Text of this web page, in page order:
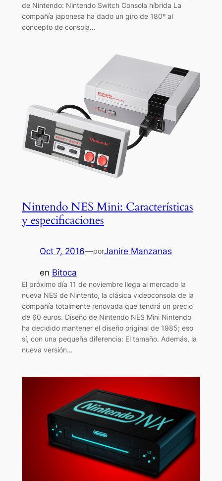
de Nintendo: Nintendo Switch Consola híbrida La
compañía japonesa ha dado un giro de 180º al
concepto de consola…
Nintendo NES Mini: Características
y especificaciones
Oct 7, 2016—porJanire Manzanas
en Bitoca
El próximo día 11 de noviembre llega al mercado la
nueva NES de Nintento, la clásica videoconsola de la
compañía totalmente renovada que tendrá un precio
de 60 euros. Diseño de Nintendo NES Mini Nintendo
ha decidido mantener el diseño original de 1985; eso
sí, con una pequeña diferencia: El tamaño. Además, la
nueva versión…